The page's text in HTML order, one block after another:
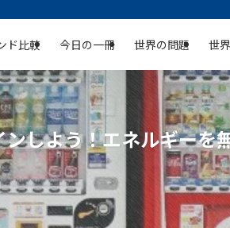
ド比較 今日の一冊 世界の問題 世
しよう！エネルギーを